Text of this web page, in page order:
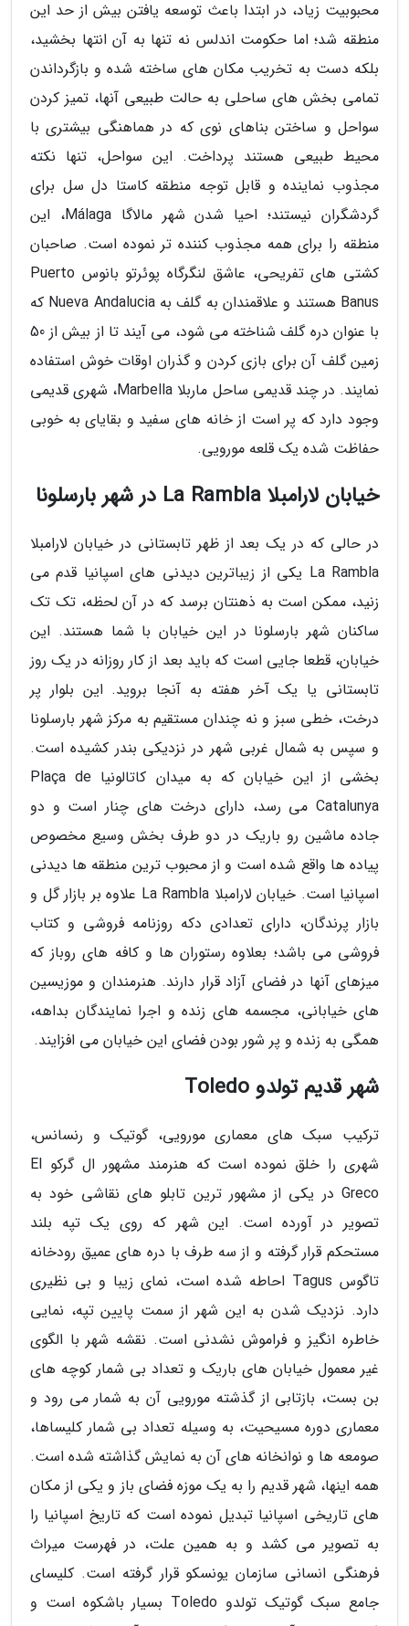
محبوبیت زیاد، در ابتدا باعث توسعه یافتن بیش از حد این
منطقه شد؛ اما حکومت اندلس نه تنها به آن انتها بخشید،
بلکه دست به تخریب مکان های ساخته شده و بازگرداندن
تمامی بخش های ساحلی به حالت طبیعی آنها، تمیز کردن
سواحل و ساختن بناهای نوی که در هماهنگی بیشتری با
محیط طبیعی هستند پرداخت. این سواحل، تنها نکته
مجذوب نماینده و قابل توجه منطقه کاستا دل سل برای
گردشگران نیستند؛ احیا شدن شهر مالاگا Málaga، این
منطقه را برای همه مجذوب کننده تر نموده است. صاحبان
کشتی های تفریحی، عاشق لنگرگاه پوئرتو بانوس Puerto
Banus هستند و علاقمندان به گلف به Nueva Andalucia که
با عنوان دره گلف شناخته می شود، می آیند تا از بیش از 50
زمین گلف آن برای بازی کردن و گذران اوقات خوش استفاده
نمایند. در چند قدیمی ساحل ماربلا Marbella، شهری قدیمی
وجود دارد که پر است از خانه های سفید و بقایای به خوبی
حفاظت شده یک قلعه مورویی.
خیابان لارامبلا La Rambla در شهر بارسلونا
در حالی که در یک بعد از ظهر تابستانی در خیابان لارامبلا
La Rambla یکی از زیباترین دیدنی های اسپانیا قدم می
زنید، ممکن است به ذهنتان برسد که در آن لحظه، تک تک
ساکنان شهر بارسلونا در این خیابان با شما هستند. این
خیابان، قطعا جایی است که باید بعد از کار روزانه در یک روز
تابستانی یا یک آخر هفته به آنجا بروید. این بلوار پر
درخت، خطی سبز و نه چندان مستقیم به مرکز شهر بارسلونا
و سپس به شمال غربی شهر در نزدیکی بندر کشیده است.
بخشی از این خیابان که به میدان کاتالونیا Plaça de
Catalunya می رسد، دارای درخت های چنار است و دو
جاده ماشین رو باریک در دو طرف بخش وسیع مخصوص
پیاده ها واقع شده است و از محبوب ترین منطقه ها دیدنی
اسپانیا است. خیابان لارامبلا La Rambla علاوه بر بازار گل و
بازار پرندگان، دارای تعدادی دکه روزنامه فروشی و کتاب
فروشی می باشد؛ بعلاوه رستوران ها و کافه های روباز که
میزهای آنها در فضای آزاد قرار دارند. هنرمندان و موزیسین
های خیابانی، مجسمه های زنده و اجرا نمایندگان بداهه،
همگی به زنده و پر شور بودن فضای این خیابان می افزایند.
شهر قدیم تولدو Toledo
ترکیب سبک های معماری مورویی، گوتیک و رنسانس،
شهری را خلق نموده است که هنرمند مشهور ال گرکو El
Greco در یکی از مشهور ترین تابلو های نقاشی خود به
تصویر در آورده است. این شهر که روی یک تپه بلند
مستحکم قرار گرفته و از سه طرف با دره های عمیق رودخانه
تاگوس Tagus احاطه شده است، نمای زیبا و بی نظیری
دارد. نزدیک شدن به این شهر از سمت پایین تپه، نمایی
خاطره انگیز و فراموش نشدنی است. نقشه شهر با الگوی
غیر معمول خیابان های باریک و تعداد بی شمار کوچه های
بن بست، بازتابی از گذشته مورویی آن به شمار می رود و
معماری دوره مسیحیت، به وسیله تعداد بی شمار کلیساها،
صومعه ها و نوانخانه های آن به نمایش گذاشته شده است.
همه اینها، شهر قدیم را به یک موزه فضای باز و یکی از مکان
های تاریخی اسپانیا تبدیل نموده است که تاریخ اسپانیا را
به تصویر می کشد و به همین علت، در فهرست میراث
فرهنگی انسانی سازمان یونسکو قرار گرفته است. کلیسای
جامع سبک گوتیک تولدو Toledo بسیار باشکوه است و